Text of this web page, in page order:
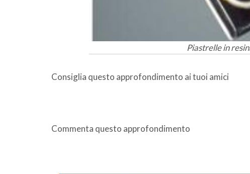
Piastrelle in
Consiglia questo approfondimento ai tuoi amici
Commenta questo approfondimento